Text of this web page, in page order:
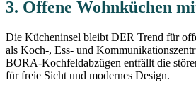
3. Offene Wohnküchen
Die Kücheninsel bleibt DER Trend für
als Koch-, Ess- und
BORA-Kochfeldabzügen entfällt die
für freie Sicht und modernes Design.